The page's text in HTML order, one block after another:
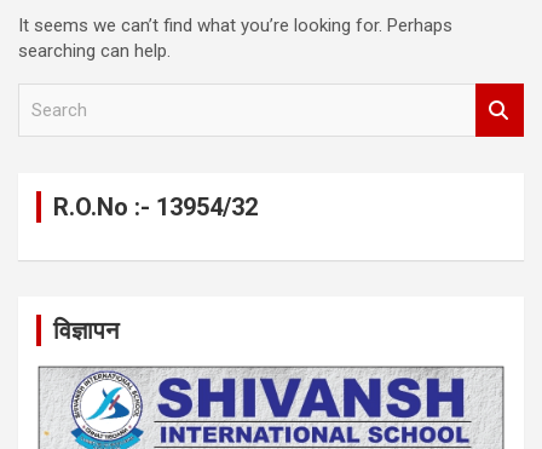
It seems we can’t find what you’re looking for. Perhaps
searching can help.
R.O.No :- 13954/32
विज्ञापन